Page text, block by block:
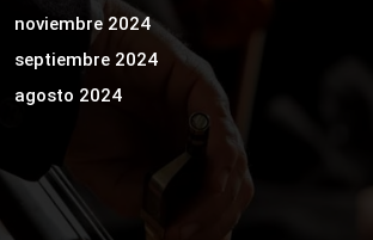
noviembre 2024
septiembre 2024
agosto 2024